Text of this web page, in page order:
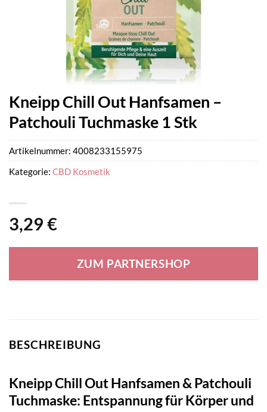
Kneipp Chill Out Hanfsamen –
Patchouli Tuchmaske 1 Stk
3,29 €
ZUM PARTNERSHOP
Artikelnummer: 4008233155975
Kategorie: CBD Kosmetik
BESCHREIBUNG
Kneipp Chill Out Hanfsamen & Patchouli
Tuchmaske: Entspannung für Körper und